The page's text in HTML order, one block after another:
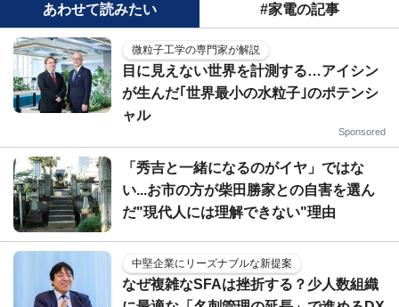
あわせて読みたい #家電の記事
微粒子工学の専門家が解説
目に見えない世界を計測する…アイシン
が生んだ｢世界最小の水粒子｣のポテンシ
ャル
Sponsored
「秀吉と一緒になるのがイヤ」ではな
い...お市の方が柴田勝家との自害を選ん
だ"現代人には理解できない"理由
中堅企業にリーズナブルな新提案
なぜ複雑なSFAは挫折する？少人数組織